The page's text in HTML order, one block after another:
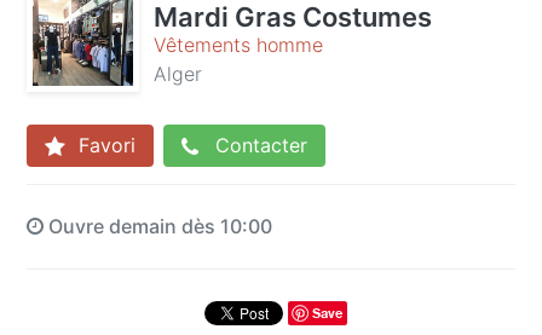
Mardi Gras Costumes
Vêtements homme
Alger
Favori Contacter
Ouvre demain dès 10:00
Save